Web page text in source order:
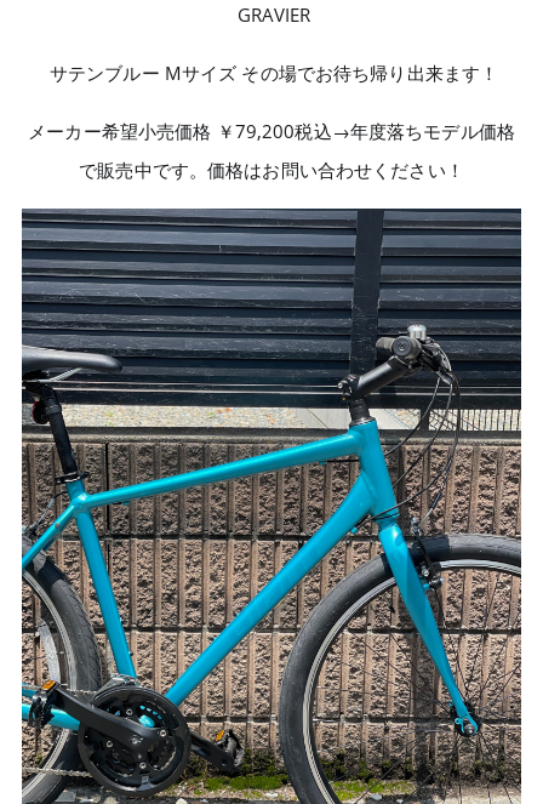
GRAVIER
サテンブルー Mサイズ その場でお待ち帰り出来ます！
メーカー希望小売価格 ￥79,200税込→年度落ちモデル価格
で販売中です。価格はお問い合わせください！